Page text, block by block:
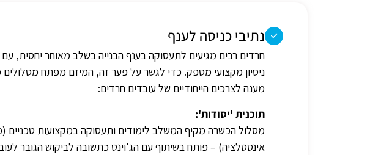
נתיבי כניסה לענף
חרדים רבים מגיעים לתעסוקה בענף הבנייה בשלב מאוחר יחסית,
ניסיון מקצועי מספק. כדי לגשר על פער זה, המיזם מפתח
מענה לצרכים הייחודיים של עובדים חרדים:
תוכנית 'יסודות':
מסלול הכשרה מקיף המשלב לימודים ותעסוקה במקצועות טכניים
אינסטלציה) – פותח בשיתוף עם הג'וינט כתשובה לביקוש הגובר